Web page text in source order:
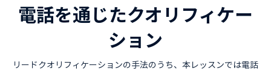
電話を通じたクオリフィケー
ション
リードクオリフィケーションの手法のうち、本レッスンでは電話